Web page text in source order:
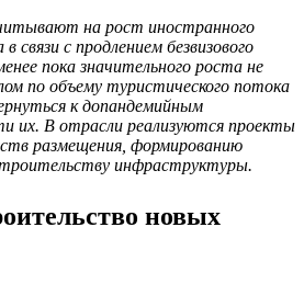
на рост иностранного
связи с продлением безвизового
пока значительного роста не
по объему туристического потока
к допандемийным
их. В отрасли реализуются проекты
размещения, формированию
инфраструктуры.
новых